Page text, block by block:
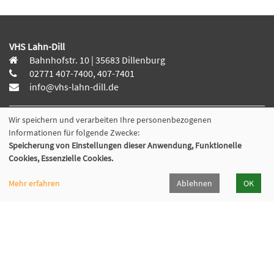
VHS Lahn-Dill
Bahnhofstr. 10 | 35683 Dillenburg
02771 407-7400, 407-7401
info@vhs-lahn-dill.de
Lahn-Dill-Kreis
Cookie Einstellungen
Wir speichern und verarbeiten Ihre personenbezogenen
Informationen für folgende Zwecke:
Speicherung von Einstellungen dieser Anwendung, Funktionelle
Cookies, Essenzielle Cookies.
Mehr erfahren Ablehnen OK